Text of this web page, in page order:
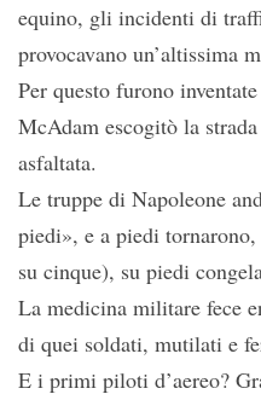
equino, gli incidenti di
provocavano un’altissima
Per questo furono
McAdam escogitò la
asfaltata.
Le truppe di Napoleone
piedi», e a piedi
su cinque), su piedi
La medicina militare fece
di quei soldati, mutilati e
E i primi piloti d’aereo?